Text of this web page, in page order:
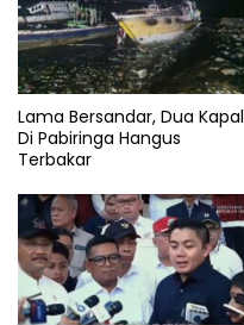
Lama Bersandar, Dua Kapal
Di Pabiringa Hangus
Terbakar